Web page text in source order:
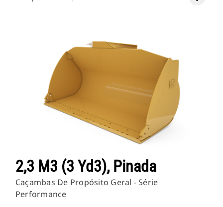
2,3 M3 (3 Yd3), Pinada
Caçambas De Propósito Geral - Série
Performance